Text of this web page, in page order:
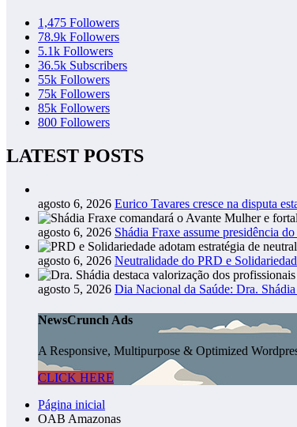
1,475 Followers
78.9k Followers
5.1k Followers
36.5k Subscribers
55k Followers
75k Followers
85k Followers
800 Followers
LATEST POSTS
agosto 6, 2026 Eurico Tavares cresce na disputa
agosto 6, 2026 Shádia Fraxe assume presidência
agosto 6, 2026 Neutralidade do PRD e
agosto 5, 2026 Dia Nacional da Saúde: Dra.
NewsCrunch Ads
A Responsive, Multipurpose & Optimized
CLICK HERE
Página inicial
OAB Amazonas